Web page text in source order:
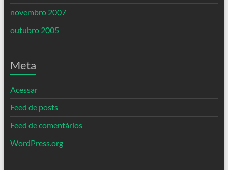
novembro 2007
outubro 2005
Meta
Acessar
Feed de posts
Feed de comentários
WordPress.org